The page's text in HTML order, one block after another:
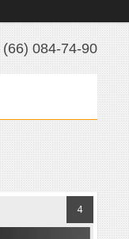
(66) 084-74-90
4